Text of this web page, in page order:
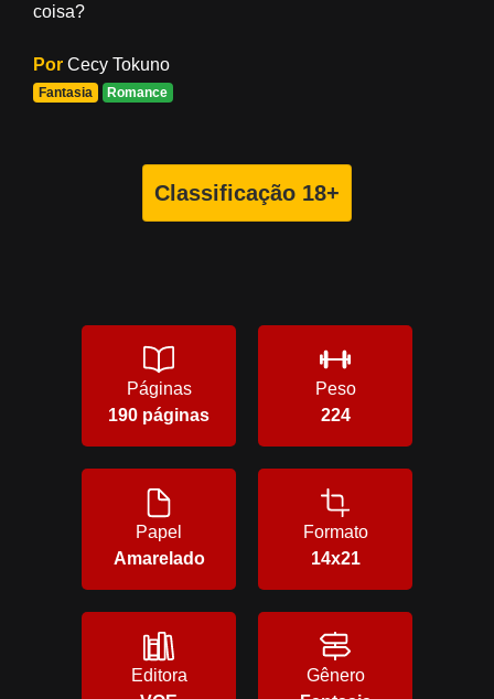
coisa?
Por Cecy Tokuno
Fantasia Romance
Classificação 18+
Páginas
190 páginas
Peso
224
Papel
Amarelado
Formato
14x21
Editora
Gênero